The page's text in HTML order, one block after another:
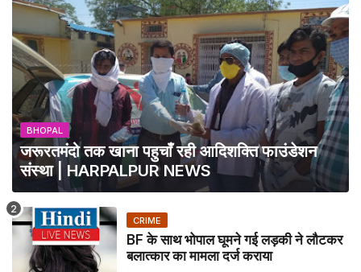
BHOPAL
जरूरतमंदो तक खाना पहुचाँ रही आदिशक्ति फाउंडेशन
संस्था | HARPALPUR NEWS
CRIME
BF के साथ भोपाल घूमने गई लड़की ने लौटकर
बलात्कार का मामला दर्ज कराया